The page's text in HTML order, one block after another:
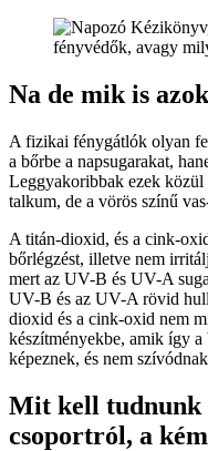
Na de mik is
A fizikai fénygátlók olyan
a bőrbe a napsugarakat,
Leggyakoribbak ezek
talkum, de a vörös színű
A titán-dioxid, és a cink-
bőrlégzést, illetve nem
mert az UV-B és UV-A
UV-B és az UV-A rövid
dioxid és a cink-oxid nem
készítményekbe, amik így a
képeznek, és nem
Mit kell tudnunk
csoportról, a